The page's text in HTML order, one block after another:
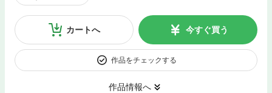
カートへ 今すぐ買う
作品をチェックする
作品情報へ